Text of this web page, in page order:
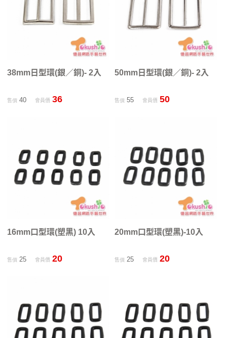
38mm日型環(銀／銅)- 2入
售價40 會員價 36
50mm日型環(銀／銅)- 2入
售價 55 會員價 50
16mm口型環(塑黑) 10入
售價25 會員價 20
20mm口型環(塑黑)-10入
售價 25 會員價 20